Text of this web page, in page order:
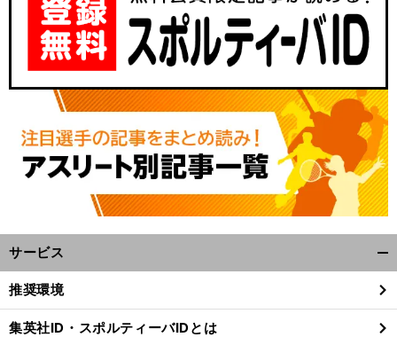
サービス
閉
る
推奨環境
集英社ID・スポルティーバIDとは